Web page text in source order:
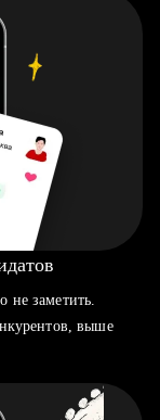
не заметить.
выше